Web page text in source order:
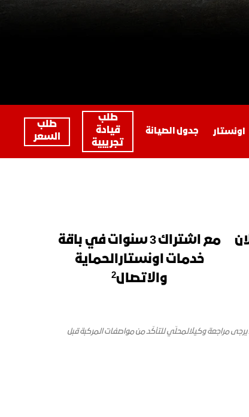
اكتشف يوكون
اونستار جدول الصيانة
طلب
قيادة
تجريبية
طلب
السعر
مع اشتراك 3 سنوات في باقة
خدمات اونستارالحماية
والاتصال2
يرجى مراجعة وكيلالمحلّي للتأكّد من مواصفات المركبة قبل